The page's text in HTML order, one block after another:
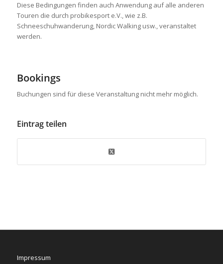
Diese Bedingungen finden auch Anwendung auf alle anderen
Touren die durch probikesport e.V., wie z.B.
Schneeschuhwanderung, Nordic Walking usw., veranstaltet
werden.
Bookings
Buchungen sind für diese Veranstaltung nicht mehr möglich.
Eintrag teilen
Impressum